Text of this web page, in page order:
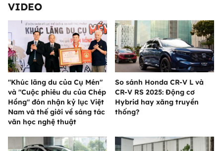
VIDEO
"Khúc lãng du của Cụ Mén"
và "Cuộc phiêu du của Chép
Hồng" đón nhận kỷ lục Việt
Nam và thế giới về sáng tác
văn học nghệ thuật
So sánh Honda CR-V L và
CR-V RS 2025: Động cơ
Hybrid hay xăng truyền
thống?